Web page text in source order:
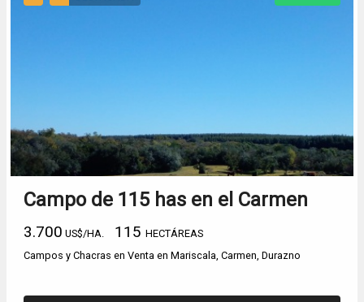
Campo de 115 has en el Carmen
3.700 US$/HA. 115 HECTÁREAS
Campos y Chacras en Venta en Mariscala, Carmen, Durazno